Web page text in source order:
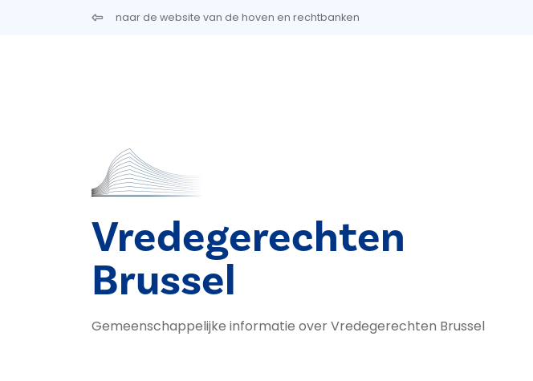
Overslaan en naar de inhoud gaannaar de website van de hoven en rechtbanken
Vredegerechten
Brussel
Gemeenschappelijke informatie over Vredegerechten Brussel